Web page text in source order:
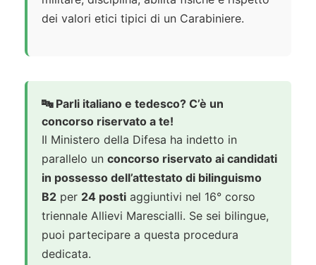
dei valori etici tipici di un Carabiniere.
🔤 Parli italiano e tedesco? C’è un
concorso riservato a te!
Il Ministero della Difesa ha indetto in
parallelo un concorso riservato ai candidati
in possesso dell’attestato di bilinguismo
B2 per 24 posti aggiuntivi nel 16° corso
triennale Allievi Marescialli. Se sei bilingue,
puoi partecipare a questa procedura
dedicata.